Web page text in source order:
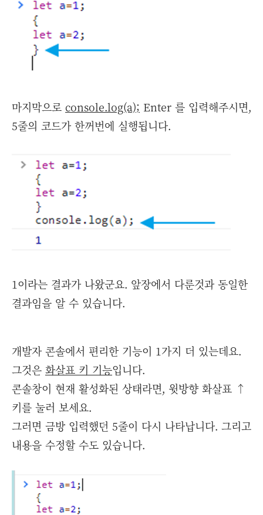
마지막으로 console.log(a); Enter 를 입력해주시면,
5줄의 코드가 한꺼번에 실행됩니다.
1이라는 결과가 나왔군요. 앞장에서 다룬것과 동일한
결과임을 알 수 있습니다.
개발자 콘솔에서 편리한 기능이 1가지 더 있는데요.
그것은 화살표 키 기능입니다.
콘솔창이 현재 활성화된 상태라면, 윗방향 화살표 ↑
키를 눌러 보세요.
그러면 금방 입력했던 5줄이 다시 나타납니다. 그리고
내용을 수정할 수도 있습니다.